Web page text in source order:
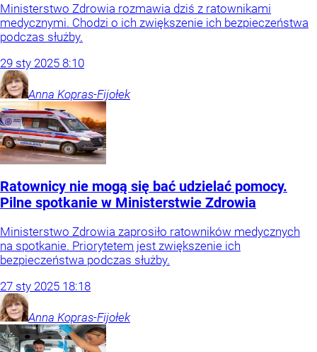
Ministerstwo Zdrowia rozmawia dziś z ratownikami
medycznymi. Chodzi o ich zwiększenie ich bezpieczeństwa
podczas służby.
29 sty 2025 8:10
Anna Kopras-Fijołek
Ratownicy nie mogą się bać udzielać pomocy.
Pilne spotkanie w Ministerstwie Zdrowia
Ministerstwo Zdrowia zaprosiło ratowników medycznych
na spotkanie. Priorytetem jest zwiększenie ich
bezpieczeństwa podczas służby.
27 sty 2025 18:18
Anna Kopras-Fijołek